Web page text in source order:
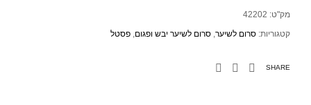
מק"ט: 42202
קטגוריות: סרום לשיער, סרום לשיער יבש ופגום, פסטל
SHARE